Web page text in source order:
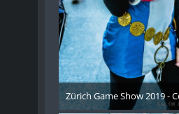
Zürich Game Show 2019 -
21. Oktober 2019